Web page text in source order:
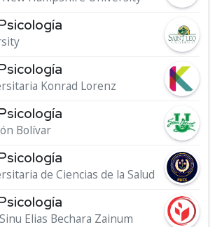
Konrad Lorenz
Bolívar
de Ciencias de la Salud
Elias Bechara Zainum